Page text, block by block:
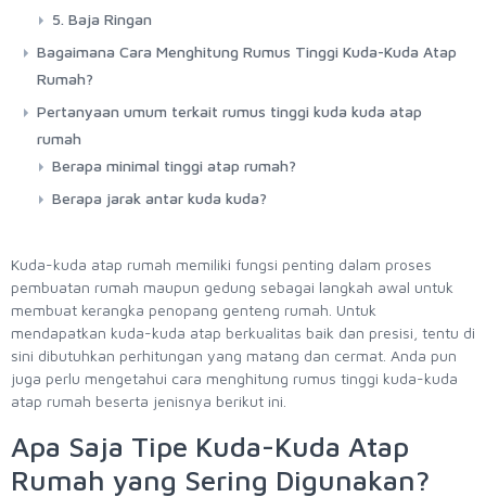
5. Baja Ringan
Bagaimana Cara Menghitung Rumus Tinggi Kuda-Kuda Atap
Rumah?
Pertanyaan umum terkait rumus tinggi kuda kuda atap
rumah
Berapa minimal tinggi atap rumah?
Berapa jarak antar kuda kuda?
Kuda-kuda atap rumah memiliki fungsi penting dalam proses
pembuatan rumah maupun gedung sebagai langkah awal untuk
membuat kerangka penopang genteng rumah. Untuk
mendapatkan kuda-kuda atap berkualitas baik dan presisi, tentu di
sini dibutuhkan perhitungan yang matang dan cermat. Anda pun
juga perlu mengetahui cara menghitung rumus tinggi kuda-kuda
atap rumah beserta jenisnya berikut ini.
Apa Saja Tipe Kuda-Kuda Atap
Rumah yang Sering Digunakan?